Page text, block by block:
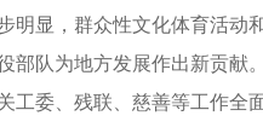
明显，群众性文化体育活
部队为地方发展作出新贡
工委、残联、慈善等工作全面